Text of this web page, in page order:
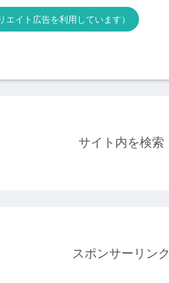
イト広告を利用しています）
サイト内を検索
スポンサーリンク